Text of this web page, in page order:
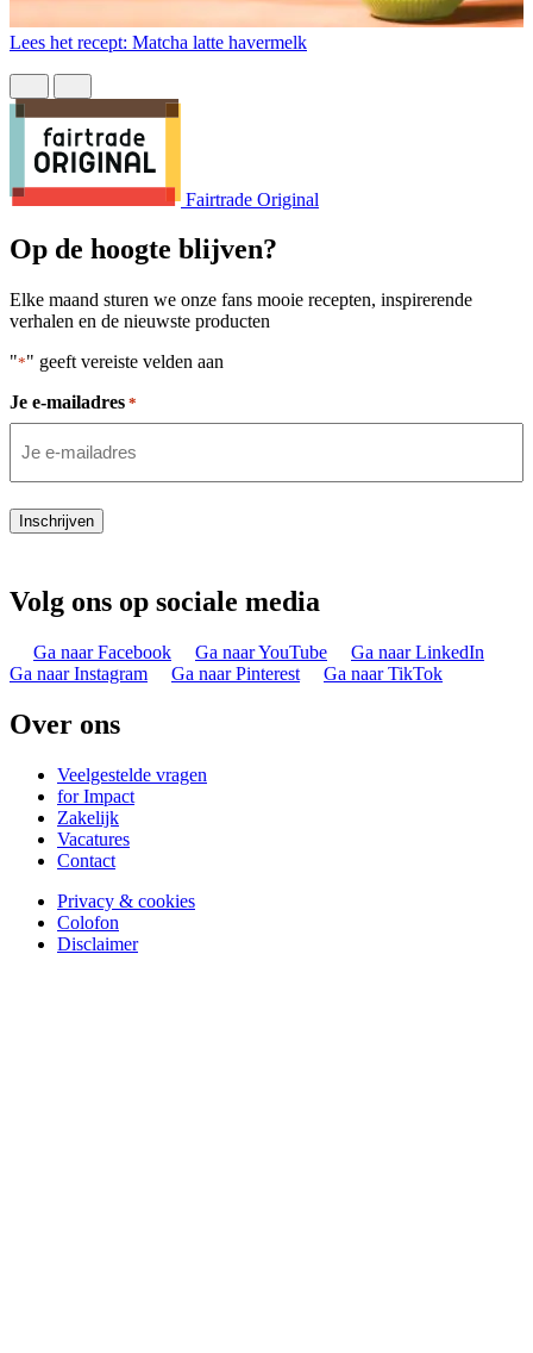
Lees het recept: Matcha latte havermelk
Fairtrade Original
Op de hoogte blijven?
Elke maand sturen we onze fans mooie recepten, inspirerende
verhalen en de nieuwste producten
"*" geeft vereiste velden aan
Je e-mailadres *
Inschrijven
Volg ons op sociale media
Ga naar Facebook Ga naar YouTube
Ga naar LinkedIn
Ga naar Instagram
Ga naar Pinterest Ga naar TikTok
Over ons
Veelgestelde vragen
for Impact
Zakelijk
Vacatures
Contact
Privacy & cookies
Colofon
Disclaimer